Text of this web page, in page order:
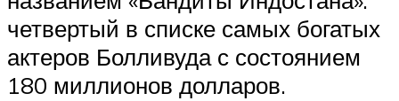
четвертый в списке самых богатых
актеров Болливуда с состоянием
180 миллионов долларов.